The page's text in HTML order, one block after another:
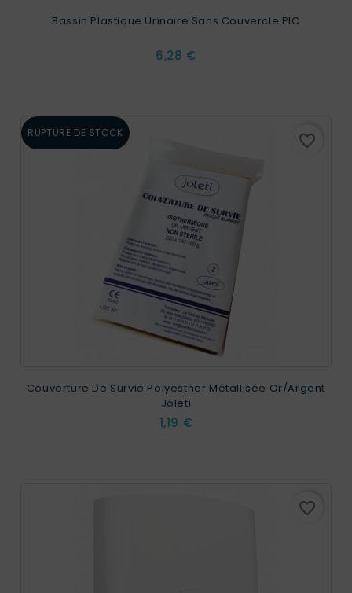
Bassin Plastique Urinaire Sans Couvercle PIC
Prix
6,28 €
RUPTURE DE STOCK favorite_border
Couverture De Survie Polyesther Métallisée Or/argent
Joleti
Prix
1,19 €
favorite_border